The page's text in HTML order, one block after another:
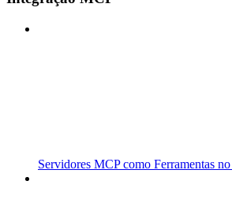
Servidores MCP como Ferramentas